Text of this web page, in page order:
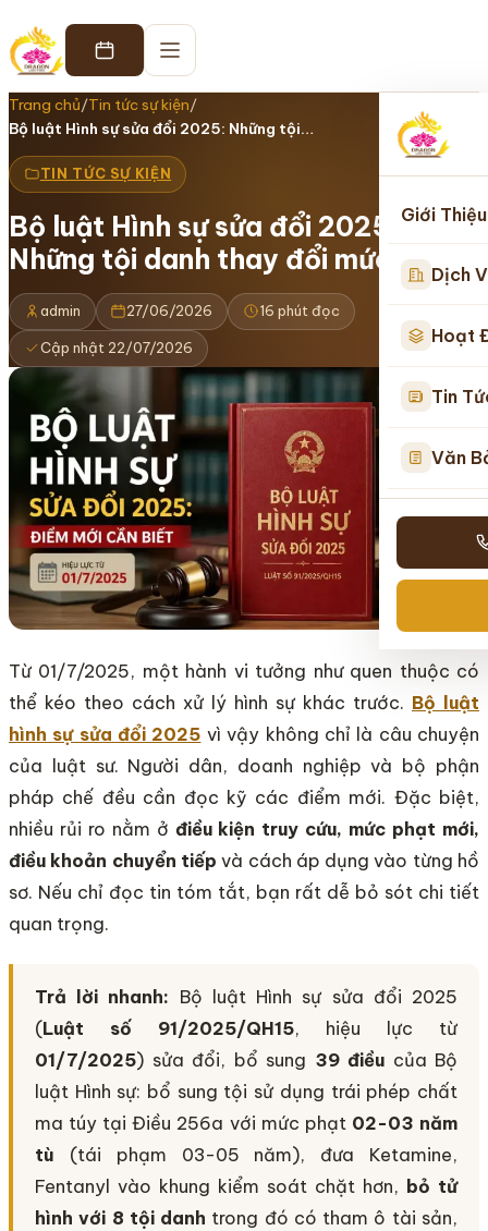
Giới Thiệu
Dịch
Hoạt
Tin
Văn
Trang chủ/Tin tức sự kiện/
Bộ luật Hình sự sửa đổi 2025: Những tội…
TIN TỨC SỰ KIỆN
Bộ luật Hình sự sửa đổi 2025:
Những tội danh thay đổi mức phạt
admin 27/06/2026 16 phút đọc
Cập nhật 22/07/2026
Từ 01/7/2025, một hành vi tưởng như quen thuộc có
thể kéo theo cách xử lý hình sự khác trước. Bộ luật
hình sự sửa đổi 2025 vì vậy không chỉ là câu chuyện
của luật sư. Người dân, doanh nghiệp và bộ phận
pháp chế đều cần đọc kỹ các điểm mới. Đặc biệt,
nhiều rủi ro nằm ở điều kiện truy cứu, mức phạt mới,
điều khoản chuyển tiếp và cách áp dụng vào từng hồ
sơ. Nếu chỉ đọc tin tóm tắt, bạn rất dễ bỏ sót chi tiết
quan trọng.
Trả lời nhanh: Bộ luật Hình sự sửa đổi 2025
(Luật số 91/2025/QH15, hiệu lực từ
01/7/2025) sửa đổi, bổ sung 39 điều của Bộ
luật Hình sự: bổ sung tội sử dụng trái phép chất
ma túy tại Điều 256a với mức phạt 02-03 năm
tù (tái phạm 03-05 năm), đưa Ketamine,
Fentanyl vào khung kiểm soát chặt hơn, bỏ tử
hình với 8 tội danh trong đó có tham ô tài sản,